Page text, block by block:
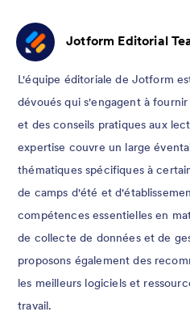
Jotform Editorial
L'équipe éditoriale de Jotform
dévoués qui s'engagent à
et des conseils pratiques aux
expertise couvre un large
thématiques spécifiques à
de camps d'été et
compétences essentielles en
de collecte de données et de
proposons également des
les meilleurs logiciels et
travail.